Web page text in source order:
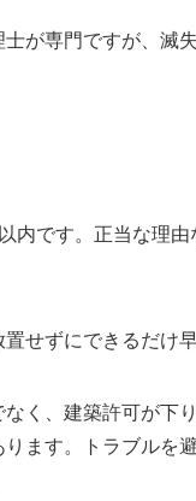
が専門ですが、滅
内です。正当な理
せずにできるだけ
く、建築許可が下
ます。トラブルを